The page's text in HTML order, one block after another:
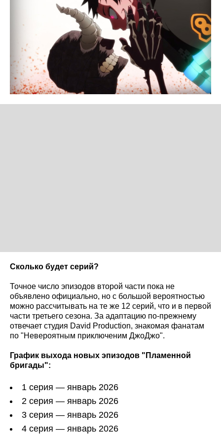
Сколько будет серий?
Точное число эпизодов второй части пока не
объявлено официально, но с большой вероятностью
можно рассчитывать на те же 12 серий, что и в первой
части третьего сезона. За адаптацию по-прежнему
отвечает студия David Production, знакомая фанатам
по "Невероятным приключеним ДжоДжо".
График выхода новых эпизодов "Пламенной
бригады":
1 серия — январь 2026
2 серия — январь 2026
3 серия — январь 2026
4 серия — январь 2026